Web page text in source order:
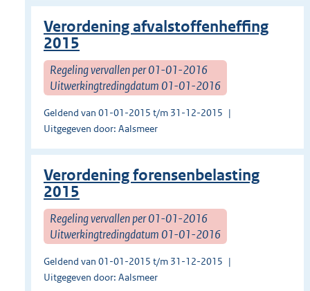
Verordening afvalstoffenheffing
2015
Regeling vervallen per 01-01-2016
Uitwerkingtredingdatum 01-01-2016
Geldend van 01-01-2015 t/m 31-12-2015
Uitgegeven door: Aalsmeer
Verordening forensenbelasting
2015
Regeling vervallen per 01-01-2016
Uitwerkingtredingdatum 01-01-2016
Geldend van 01-01-2015 t/m 31-12-2015
Uitgegeven door: Aalsmeer